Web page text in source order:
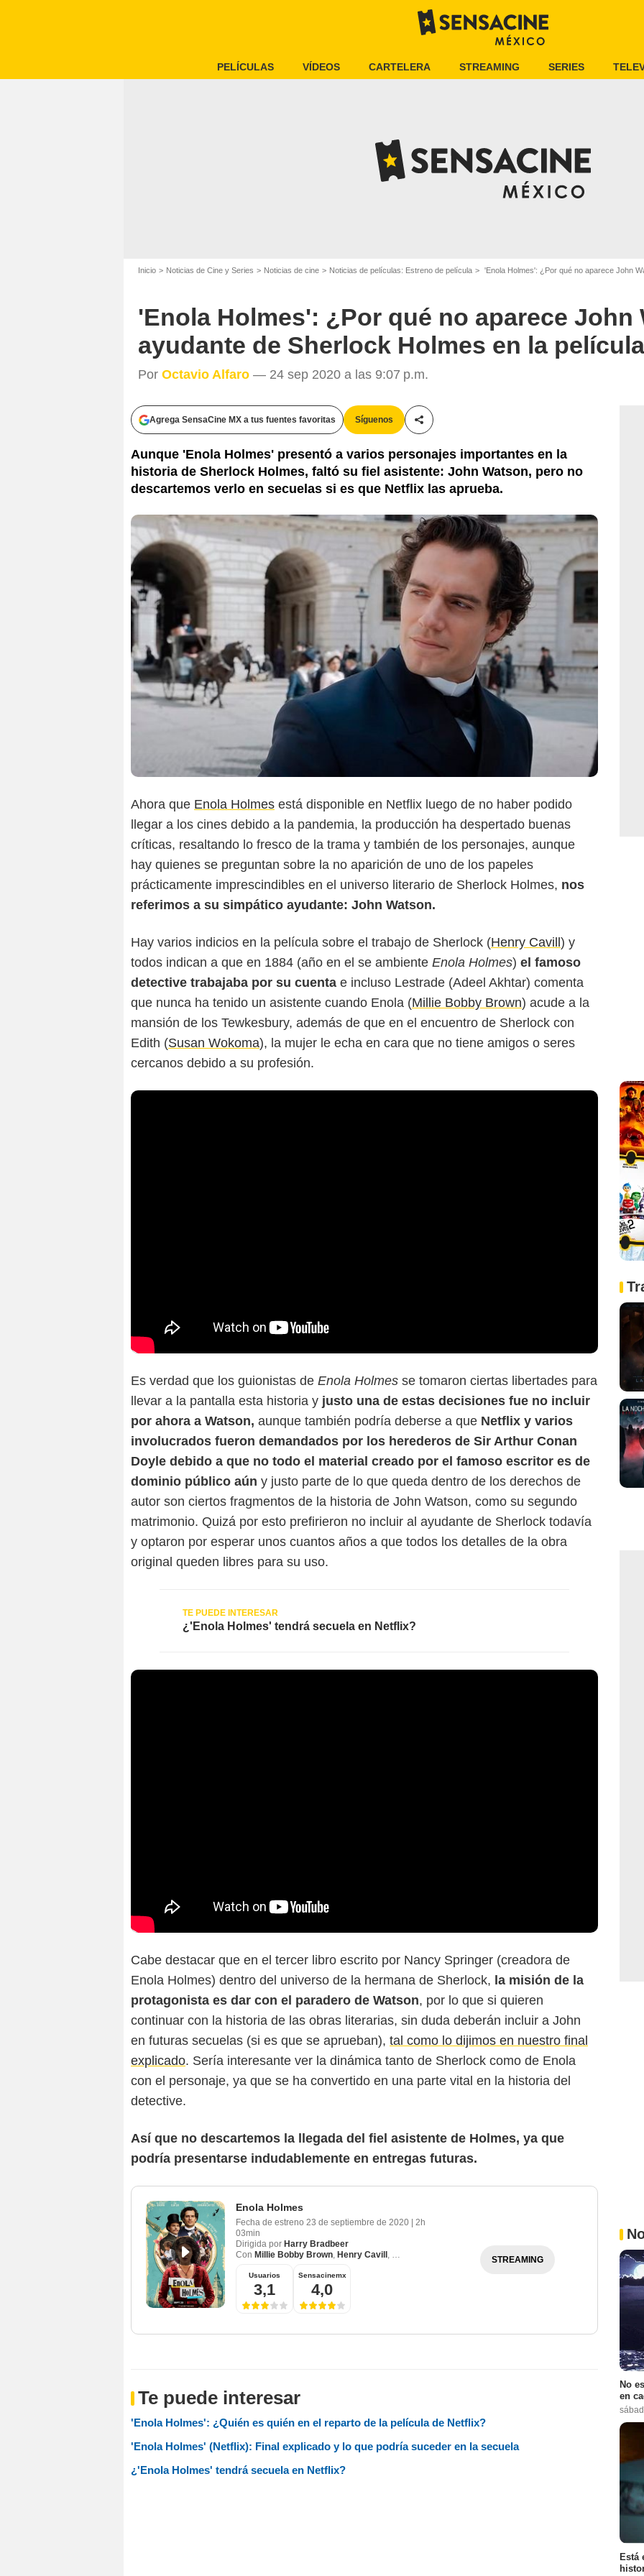
PELÍCULAS VÍDEOS CARTELERA STREAMING SERIES
Inicio Noticias de Cine y Series Noticias de cine Noticias de películas: Estreno de película 'Enola Holmes': ¿Por qué no aparece John
'Enola Holmes': ¿Por qué no aparece John
ayudante de Sherlock Holmes en la
Por Octavio Alfaro — 24 sep 2020 a las 9:07 p.m.
Agrega SensaCine MX a tus fuentes favoritas Síguenos
Compartir esta noticia
Aunque 'Enola Holmes' presentó a varios personajes importantes en la
historia de Sherlock Holmes, faltó su fiel asistente: John Watson, pero no
descartemos verlo en secuelas si es que Netflix las aprueba.
Ahora que Enola Holmes está disponible en Netflix luego de no haber podido
llegar a los cines debido a la pandemia, la producción ha despertado buenas
críticas, resaltando lo fresco de la trama y también de los personajes, aunque
hay quienes se preguntan sobre la no aparición de uno de los papeles
prácticamente imprescindibles en el universo literario de Sherlock Holmes, nos
referimos a su simpático ayudante: John Watson.
Hay varios indicios en la película sobre el trabajo de Sherlock (Henry Cavill ) y
todos indican a que en 1884 (año en el se ambiente Enola Holmes) el famoso
detective trabajaba por su cuenta e incluso Lestrade (Adeel Akhtar) comenta
que nunca ha tenido un asistente cuando Enola (Millie Bobby Brown) acude a la
mansión de los Tewkesbury, además de que en el encuentro de Sherlock con
Edith (Susan Wokoma), la mujer le echa en cara que no tiene amigos o seres
cercanos debido a su profesión.
Es verdad que los guionistas de Enola Holmes se tomaron ciertas libertades para
llevar a la pantalla esta historia y justo una de estas decisiones fue no incluir
por ahora a Watson, aunque también podría deberse a que Netflix y varios
involucrados fueron demandados por los herederos de Sir Arthur Conan
Doyle debido a que no todo el material creado por el famoso escritor es de
dominio público aún y justo parte de lo que queda dentro de los derechos de
autor son ciertos fragmentos de la historia de John Watson, como su segundo
matrimonio. Quizá por esto prefirieron no incluir al ayudante de Sherlock todavía
y optaron por esperar unos cuantos años a que todos los detalles de la obra
original queden libres para su uso.
¿'Enola Holmes' tendrá secuela en Netflix?
Cabe destacar que en el tercer libro escrito por Nancy Springer (creadora de
Enola Holmes) dentro del universo de la hermana de Sherlock, la misión de la
protagonista es dar con el paradero de Watson, por lo que si quieren
continuar con la historia de las obras literarias, sin duda deberán incluir a John
en futuras secuelas (si es que se aprueban), tal como lo dijimos en nuestro final
explicado. Sería interesante ver la dinámica tanto de Sherlock como de Enola
con el personaje, ya que se ha convertido en una parte vital en la historia del
detective.
Así que no descartemos la llegada del fiel asistente de Holmes, ya que
podría presentarse indudablemente en entregas futuras.
Enola Holmes
Fecha de estreno 23 de septiembre de 2020 | 2h
03min
Dirigida por Harry Bradbeer
Con Millie Bobby Brown Henry Cavill
Usuarios
3,1
Sensacinemx
4,0
STREAMING
Te puede interesar
'Enola Holmes': ¿Quién es quién en el reparto de la película de Netflix?
'Enola Holmes' (Netflix): Final explicado y lo que podría suceder en la secuela
¿'Enola Holmes' tendrá secuela en Netflix?
No
en
Está